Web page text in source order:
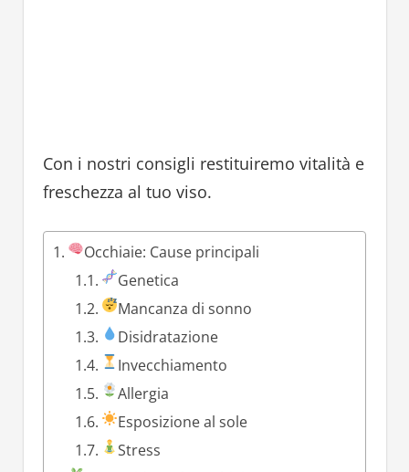
Con i nostri consigli restituiremo vitalità e
freschezza al tuo viso.
Occhiaie: Cause principali
Genetica
Mancanza di sonno
Disidratazione
Invecchiamento
Allergia
Esposizione al sole
Stress